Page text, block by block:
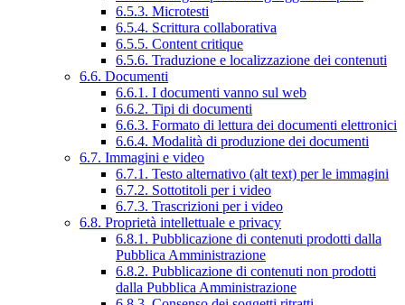
6.5.3. Microtesti
6.5.4. Scrittura collaborativa
6.5.5. Content critique
6.5.6. Traduzione e localizzazione dei contenuti
6.6. Documenti
6.6.1. I documenti vanno sul web
6.6.2. Tipi di documenti
6.6.3. Formato di lettura dei documenti elettronici
6.6.4. Modalità di produzione dei documenti
6.7. Immagini e video
6.7.1. Testo alternativo (alt text) per le immagini
6.7.2. Sottotitoli per i video
6.7.3. Trascrizioni per i video
6.8. Proprietà intellettuale e privacy
6.8.1. Pubblicazione di contenuti prodotti dalla
Pubblica Amministrazione
6.8.2. Pubblicazione di contenuti non prodotti
dalla Pubblica Amministrazione